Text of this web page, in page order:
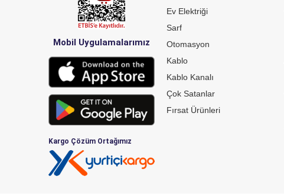
Mobil Uygulamalarımız
Kargo Çözüm Ortağımız
Ev Elektriği
Sarf
Otomasyon
Kablo
Kablo Kanalı
Çok Satanlar
Fırsat Ürünleri